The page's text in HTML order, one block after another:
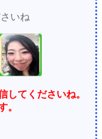
いね
してくださいね。
。